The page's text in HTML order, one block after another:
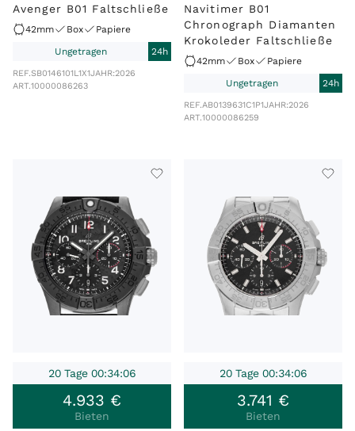
Avenger B01 Faltschließe
42mm Box
Papiere
Ungetragen
24h
REF.SB0146101L1X1JAHR:2026
ART.10000086263
Navitimer B01
Chronograph Diamanten
Krokoleder Faltschließe
42mm Box
Papiere
Ungetragen
24h
REF.AB0139631C1P1JAHR:2026
ART.10000086259
20 Tage 00:34:06
4.933 €
Bieten
20 Tage 00:34:06
3.741 €
Bieten